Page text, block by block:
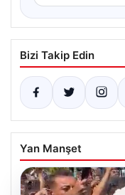
Bizi Takip Edin
Yan Manşet